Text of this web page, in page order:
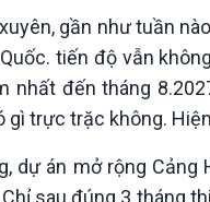
gần như tuần
tiến độ vẫn
nhất đến tháng
trực trặc không.
dự án mở rộng
sau đúng 3 tháng